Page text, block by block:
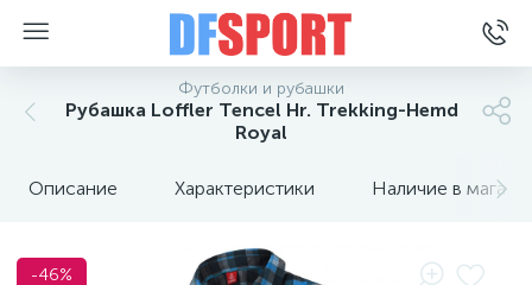
Футболки и рубашки
Рубашка Loffler Tencel Hr. Trekking-Hemd
Royal
Описание Характеристики Наличие в
-46%